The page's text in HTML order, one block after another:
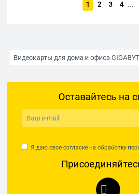
1 2 3 4 ...
Видеокарты для дома и офиса
Видеокарты с активной воздушной
Видеокарты с типом видеопамяти
Оставайтесь на
Я даю свое согласие на обработку